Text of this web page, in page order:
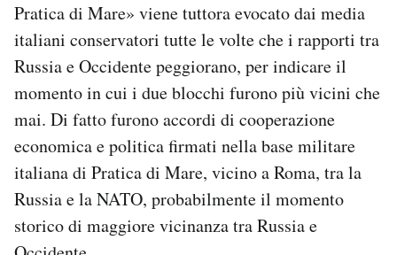
Pratica di Mare» viene tuttora evocato dai media
italiani conservatori tutte le volte che i rapporti tra
Russia e Occidente peggiorano, per indicare il
momento in cui i due blocchi furono più vicini che
mai. Di fatto furono accordi di cooperazione
economica e politica firmati nella base militare
italiana di Pratica di Mare, vicino a Roma, tra la
Russia e la NATO, probabilmente il momento
storico di maggiore vicinanza tra Russia e